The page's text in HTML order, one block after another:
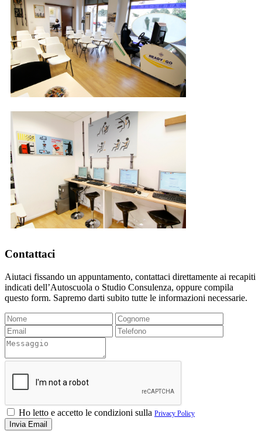
Contattaci
Aiutaci fissando un appuntamento, contattaci direttamente ai recapiti
indicati dell’Autoscuola o Studio Consulenza, oppure compila
questo form. Sapremo darti subito tutte le informazioni necessarie.
Ho letto e accetto le condizioni sulla Privacy Policy